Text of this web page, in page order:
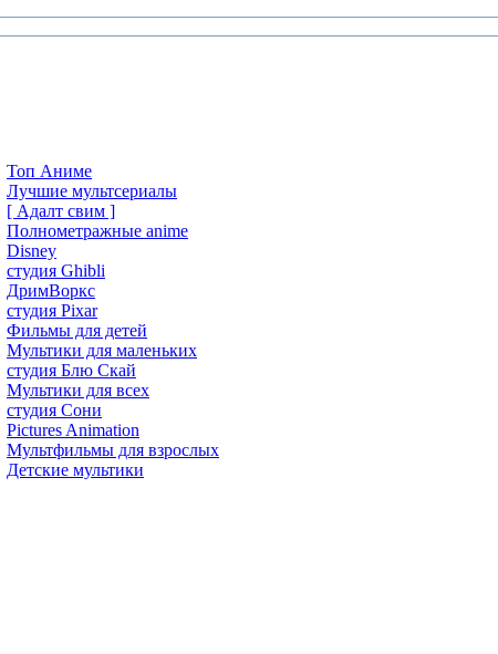
Топ Аниме
Лучшие мультсериалы
[ Адалт свим ]
Полнометражные anime
Disney
студия Ghibli
ДримВоркс
студия Pixar
Фильмы для детей
Мультики для маленьких
студия Блю Скай
Мультики для всех
студия Сони
Pictures Animation
Мультфильмы для взрослых
Детские мультики